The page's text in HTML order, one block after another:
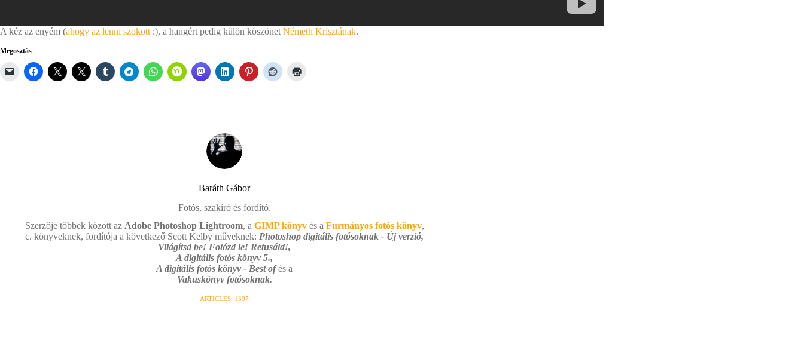
A kéz az enyém (ahogy az lenni szokott :), a hangért pedig külön köszönet Németh Krisztának.
Megosztás
Baráth Gábor
Fotós, szakíró és fordító.
Szerzője többek között az Adobe Photoshop Lightroom, a GIMP könyvés a Furmányos fotós könyv,
c. könyveknek, fordítója a következő Scott Kelby műveknek: Photoshop digitális fotósoknak - Új verzió,
Világítsd be! Fotózd le! Retusáld!,
A digitális fotós könyv 5.,
A digitális fotós könyv - Best ofés a
Vakuskönyv fotósoknak.
ARTICLES: 1397